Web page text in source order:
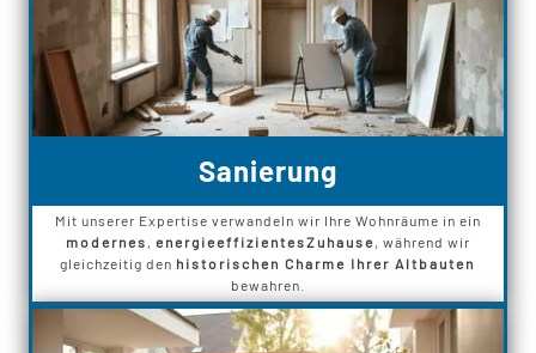
Sanierung
Mit unserer Expertise verwandeln wir Ihre Wohnräume in ein
modernes , energieeffizientesZuhause , während wir
gleichzeitig den historischen Charme Ihrer Altbauten
bewahren.